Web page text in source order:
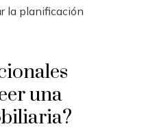
la planificación
una